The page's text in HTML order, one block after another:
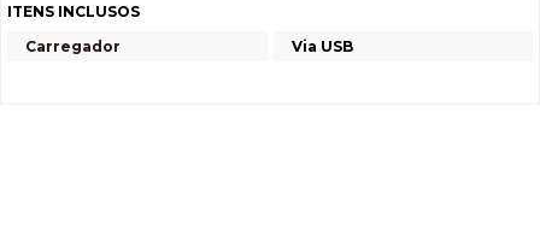
ITENS INCLUSOS
Carregador
Via USB